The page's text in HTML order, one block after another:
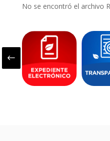
No se encontró el archivo
#